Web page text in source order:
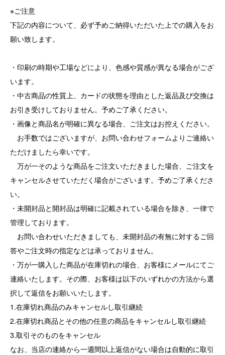
※ご注意
下記の内容について、必ず予めご納得いただいた上での購入をお
願い致します。
・印刷の時期や工場などにより、色感や質感が異なる場合がござ
います。
・中古商品の性質上、カードの状態を理由とした返品及び交換は
お引き受けしておりません。予めご了承ください。
・画像と商品名が明確に異なる場合、ご注文はお控えください。
お手数ではございますが、お問い合わせフォームよりご連絡い
ただけましたら幸いです。
万が一そのような商品をご注文いただきました場合、ご注文を
キャンセルさせていただく場合がございます。予めご了承くださ
い。
・未開封品と開封品は明確に記載されている場合を除き、一律で
管理しております。
お問い合わせいただきましても、未開封品の有無に対するご回
答やご注文時の指定などは承っておりません。
・万が一購入した商品が在庫切れの場合、お客様にメールにてご
連絡いたします。その際、お客様は以下のいずれかの方法から選
択して返信をお願いいたします。
1.在庫切れ商品のみキャンセルし取引継続
2.在庫切れ商品とその他の任意の商品をキャンセルし取引継続
3.取引そのものをキャンセル
なお、当店の連絡から一週間以上返信がない場合は自動的に取引